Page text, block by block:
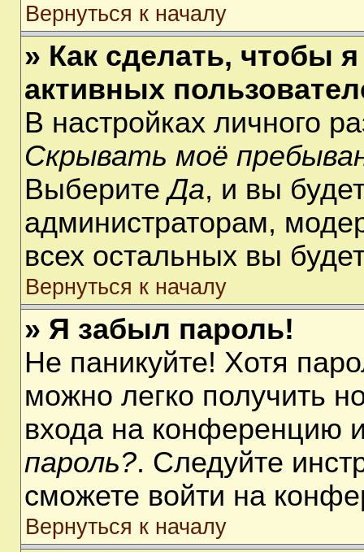
Вернуться к началу
» Как сделать, чтобы
активных
В настройках личного
Скрывать моё
ВыберитеДа, и вы
администраторам,
всех остальных вы
Вернуться к началу
» Я забыл пароль!
Не паникуйте! Хотя
можно легко получить
входа на конференцию
пароль?. Следуйте
сможете войти на
Вернуться к началу